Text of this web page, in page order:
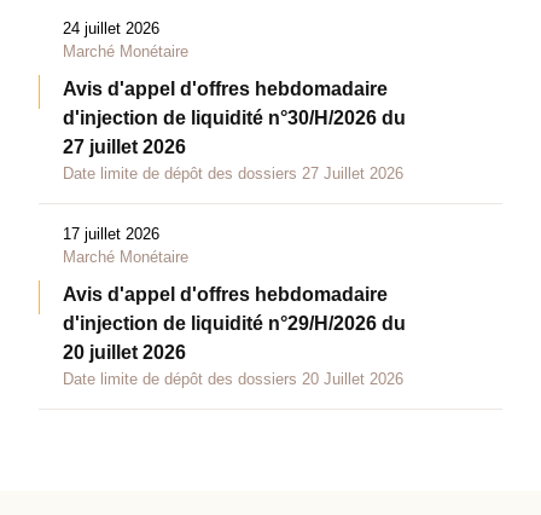
24 juillet 2026
Marché Monétaire
Avis d'appel d'offres hebdomadaire
d'injection de liquidité n°30/H/2026 du
27 juillet 2026
Date limite de dépôt des dossiers 27 Juillet 2026
17 juillet 2026
Marché Monétaire
Avis d'appel d'offres hebdomadaire
d'injection de liquidité n°29/H/2026 du
20 juillet 2026
Date limite de dépôt des dossiers 20 Juillet 2026